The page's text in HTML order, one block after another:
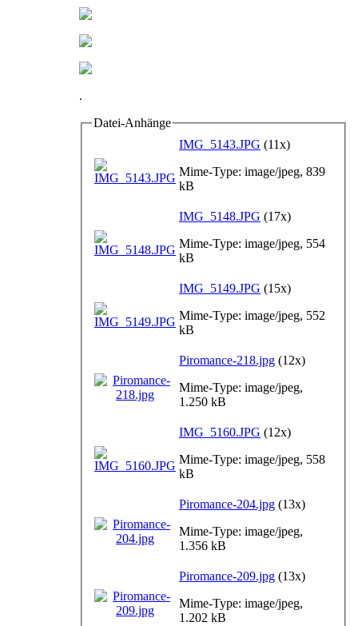
.
Datei-Anhänge
IMG_5143.JPG (11x)
Mime-Type: image/jpeg, 839
kB
IMG_5148.JPG (17x)
Mime-Type: image/jpeg, 554
kB
IMG_5149.JPG (15x)
Mime-Type: image/jpeg, 552
kB
Piromance-218.jpg (12x)
Mime-Type: image/jpeg,
1.250 kB
IMG_5160.JPG (12x)
Mime-Type: image/jpeg, 558
kB
Piromance-204.jpg (13x)
Mime-Type: image/jpeg,
1.356 kB
Piromance-209.jpg (13x)
Mime-Type: image/jpeg,
1.202 kB